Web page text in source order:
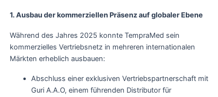
1. Ausbau der kommerziellen Präsenz auf globaler Ebene
Während des Jahres 2025 konnte TempraMed sein
kommerzielles Vertriebsnetz in mehreren internationalen
Märkten erheblich ausbauen:
Abschluss einer exklusiven Vertriebspartnerschaft mit
Guri A.A.O, einem führenden Distributor für